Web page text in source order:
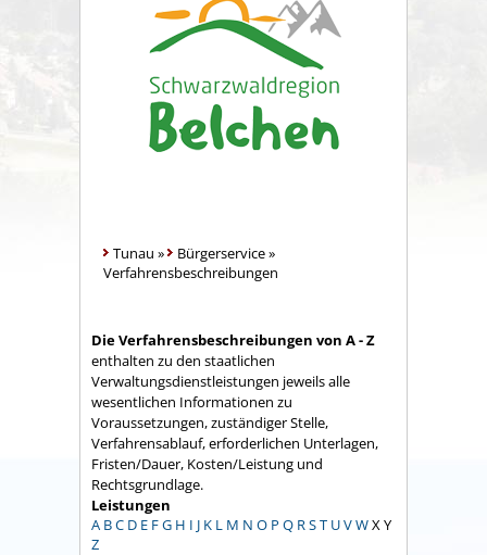
Tunau » Bürgerservice»
Verfahrensbeschreibungen
Die Verfahrensbeschreibungen von A - Z
enthalten zu den staatlichen
Verwaltungsdienstleistungen jeweils alle
wesentlichen Informationen zu
Voraussetzungen, zuständiger Stelle,
Verfahrensablauf, erforderlichen Unterlagen,
Fristen/Dauer, Kosten/Leistung und
Rechtsgrundlage.
Leistungen
A BC D E FG H I J K L M N O P Q RST UVWX Y
Z